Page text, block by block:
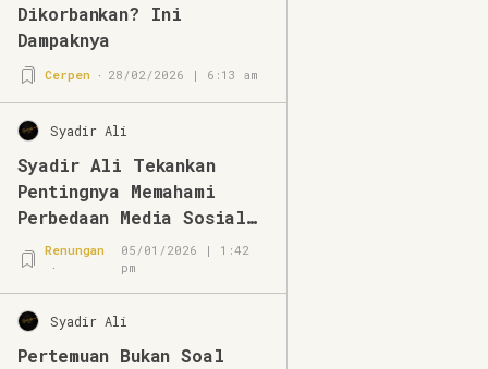
Dikorbankan? Ini
Dampaknya
Cerpen 28/02/2026 | 6:13 am
Syadir Ali
Syadir Ali Tekankan
Pentingnya Memahami
Perbedaan Media Sosial
dan Media Online
Renungan
05/01/2026 | 1:42
pm
Syadir Ali
Pertemuan Bukan Soal